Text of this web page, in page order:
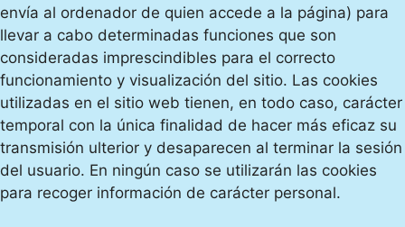
envía al ordenador de quien accede a la página) para
llevar a cabo determinadas funciones que son
consideradas imprescindibles para el correcto
funcionamiento y visualización del sitio. Las cookies
utilizadas en el sitio web tienen, en todo caso, carácter
temporal con la única finalidad de hacer más eficaz su
transmisión ulterior y desaparecen al terminar la sesión
del usuario. En ningún caso se utilizarán las cookies
para recoger información de carácter personal.